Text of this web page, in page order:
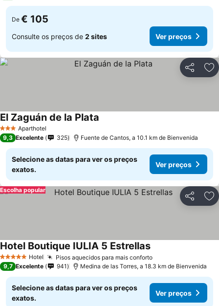
De € 105
Consulte os preços de 2 sites Ver preços
Partilhar
3 EstrelasAparthotel
El Zaguán de la Plata
9,3 Excelente 325 Fuente de Cantos, a 10.1 km de Bienvenida
Selecione as datas para ver os preços
exatos.
Ver preços
Partilhar
Escolha popular
5 Estrelas Hotel Pisos aquecidos para mais confortoVer preços
Hotel Boutique IULIA 5 EstrellasVer preços
9,7 Excelente 941 Medina de las Torres, a 18.3 km de Bienvenida
Selecione as datas para ver os preços
exatos.
Ver preços